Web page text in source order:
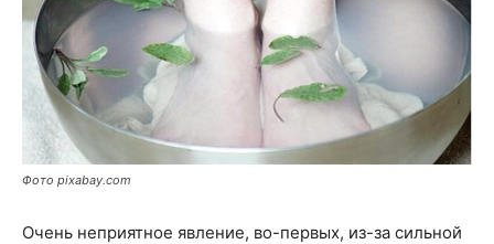
Фото pixabay.com
Очень неприятное явление, во-первых, из-за сильной